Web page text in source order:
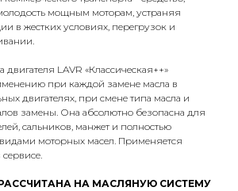
мощным моторам, устраняя
в жестких условиях, перегрузок и
LAVR «Классическая++»
при каждой замене масла в
двигателях, при смене типа масла и
замены. Она абсолютно безопасна для
сальников, манжет и полностью
моторных масел. Применяется
НА МАСЛЯНУЮ СИСТЕМУ